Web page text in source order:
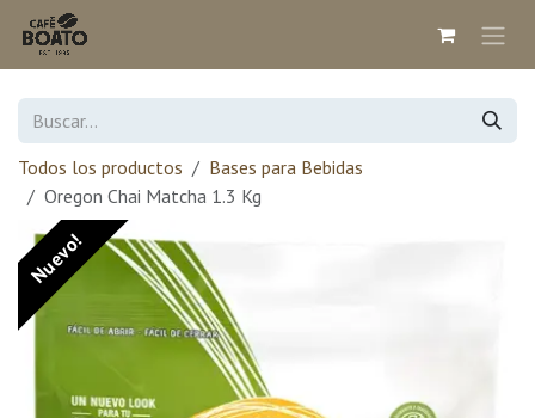
Ir al contenido
Todos los productos
Bases para Bebidas
Oregon Chai Matcha 1.3 Kg
Nuevo!